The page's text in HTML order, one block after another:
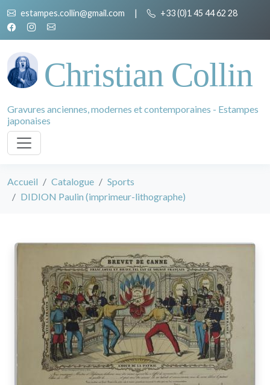
estampes.collin@gmail.com | +33 (0)1 45 44 62 28
Christian Collin
Gravures anciennes, modernes et contemporaines - Estampes
japonaises
Accueil Catalogue
Sports
DIDION Paulin (imprimeur-lithographe)